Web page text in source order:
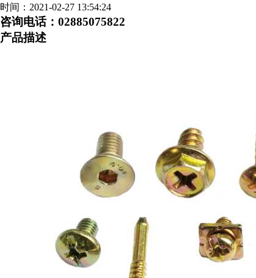
时间：2021-02-27 13:54:24
咨询电话：02885075822
产品描述